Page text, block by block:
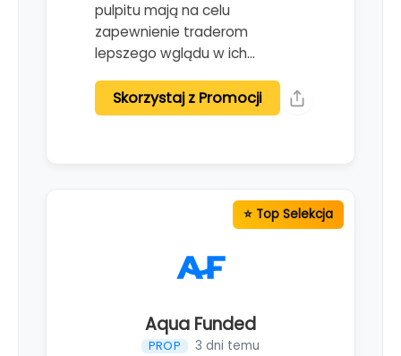
pulpitu mają na celu
zapewnienie traderom
lepszego wglądu w ich…
Skorzystaj z Promocji
Aqua Funded
PROP 3 dni temu